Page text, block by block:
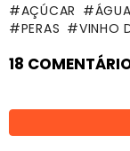
AÇÚCAR ÁGUA
PERAS
VINHO
18